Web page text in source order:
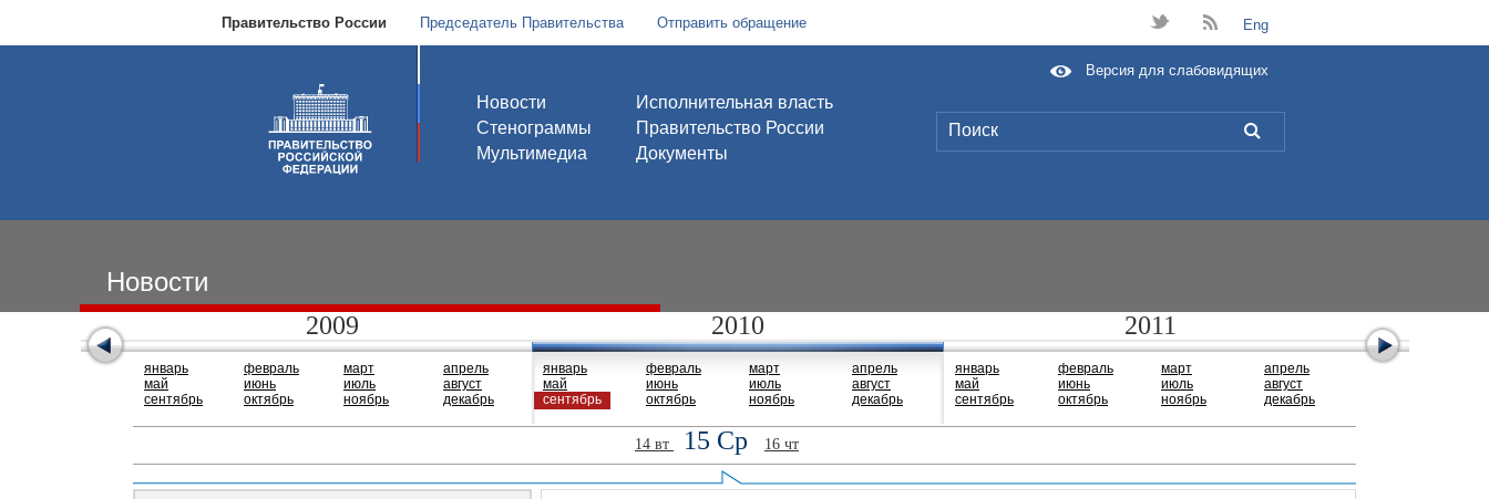
Правительство России Председатель Правительства Отправить обращение t B Eng
Новости
Стенограммы
Мультимедиа
Исполнительная власть
Правительство России
Документы
L
Версия для слабовидящих
Новости
2009
январь
май
сентябрь
февраль
июнь
октябрь
март
июль
ноябрь
апрель
август
декабрь
2010
январь
май
сентябрь
февраль
июнь
октябрь
март
июль
ноябрь
апрель
август
декабрь
2011
январь
май
сентябрь
февраль
июнь
октябрь
март
июль
ноябрь
апрель
август
декабрь
14 вт 15 Ср 16 чт